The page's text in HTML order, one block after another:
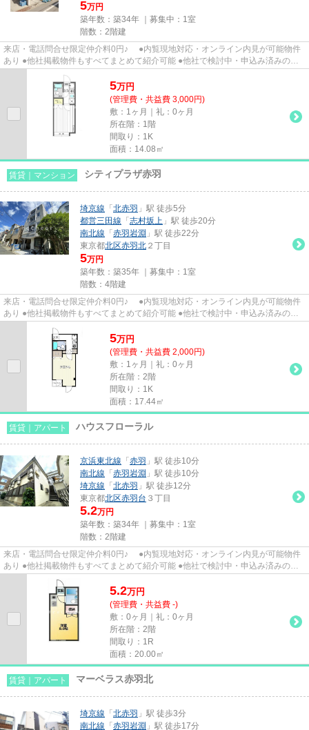
5万円
築年数：築34年 ｜募集中： 1室
階数：2階建
来店・電話問合せ限定仲介料0円♪ ●内覧現地対応・オンライン内見が可能物件
あり ●他社掲載物件もすべてまとめて紹介可能 ●他社で検討中・申込み済みのお
5万円
(管理費・共益費 3,000円)
敷：1ヶ月｜礼：0ヶ月
所在階：1階
間取り：1K
面積：14.08㎡
賃貸｜マンション シティプラザ赤羽
埼京線 「 北赤羽 」駅 徒歩5分
都営三田線 「 志村坂上 」駅 徒歩20分
南北線 「 赤羽岩淵 」駅 徒歩22分
東京都北区赤羽北 ２丁目
5万円
築年数：築35年 ｜募集中： 1室
階数：4階建
来店・電話問合せ限定仲介料0円♪ ●内覧現地対応・オンライン内見が可能物件
あり ●他社掲載物件もすべてまとめて紹介可能 ●他社で検討中・申込み済みのお
5万円
(管理費・共益費 2,000円)
敷：1ヶ月｜礼：0ヶ月
所在階：2階
間取り：1K
面積：17.44㎡
賃貸｜アパート ハウスフローラル
京浜東北線 「 赤羽 」駅 徒歩10分
南北線 「 赤羽岩淵 」駅 徒歩10分
埼京線 「 北赤羽 」駅 徒歩12分
東京都北区赤羽台 ３丁目
5.2万円
築年数：築34年 ｜募集中： 1室
階数：2階建
来店・電話問合せ限定仲介料0円♪ ●内覧現地対応・オンライン内見が可能物件
あり ●他社掲載物件もすべてまとめて紹介可能 ●他社で検討中・申込み済みのお
客様、初期費用がさらに減額...
5.2万円
(管理費・共益費 -)
敷：0ヶ月｜礼：0ヶ月
所在階：2階
間取り：1R
面積：20.00㎡
賃貸｜アパート マーベラス赤羽北
埼京線 「 北赤羽 」駅 徒歩3分
南北線 「 赤羽岩淵 」駅 徒歩17分